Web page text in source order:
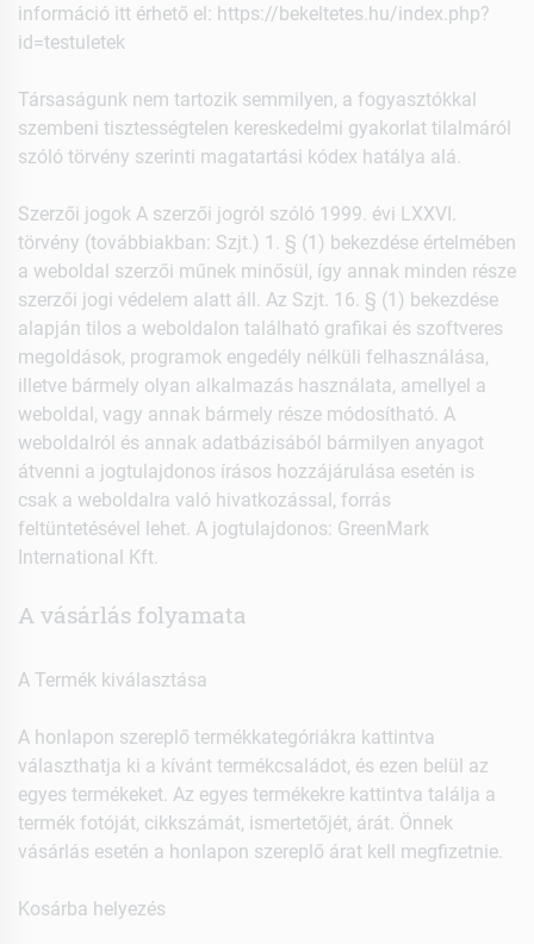
információ itt érhető el: https://bekeltetes.hu/index.php?
id=testuletek
Társaságunk nem tartozik semmilyen, a fogyasztókkal
szembeni tisztességtelen kereskedelmi gyakorlat tilalmáról
szóló törvény szerinti magatartási kódex hatálya alá.
Szerzői jogok A szerzői jogról szóló 1999. évi LXXVI.
törvény (továbbiakban: Szjt.) 1. § (1) bekezdése értelmében
a weboldal szerzői műnek minősül, így annak minden része
szerzői jogi védelem alatt áll. Az Szjt. 16. § (1) bekezdése
alapján tilos a weboldalon található grafikai és szoftveres
megoldások, programok engedély nélküli felhasználása,
illetve bármely olyan alkalmazás használata, amellyel a
weboldal, vagy annak bármely része módosítható. A
weboldalról és annak adatbázisából bármilyen anyagot
átvenni a jogtulajdonos írásos hozzájárulása esetén is
csak a weboldalra való hivatkozással, forrás
feltüntetésével lehet. A jogtulajdonos: GreenMark
International Kft.
A vásárlás folyamata
A Termék kiválasztása
A honlapon szereplő termékkategóriákra kattintva
választhatja ki a kívánt termékcsaládot, és ezen belül az
egyes termékeket. Az egyes termékekre kattintva találja a
termék fotóját, cikkszámát, ismertetőjét, árát. Önnek
vásárlás esetén a honlapon szereplő árat kell megfizetnie.
Kosárba helyezés